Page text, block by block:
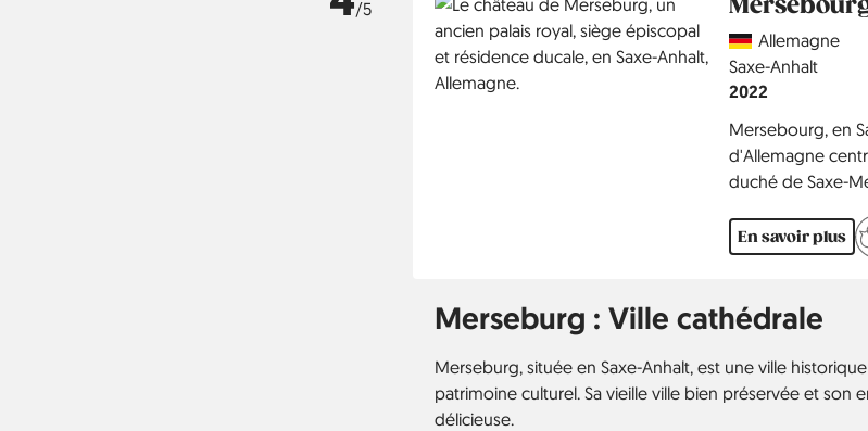
/5
CountryAllemagne
Région
Saxe-Anhalt
Année
2022
Mersebourg, en
d'Allemagne
duché de Saxe-
incantations
En savoir plus
Merseburg : Ville cathédrale
Merseburg, située en Saxe-Anhalt, est une ville
patrimoine culturel. Sa vieille ville bien préservée et
délicieuse.